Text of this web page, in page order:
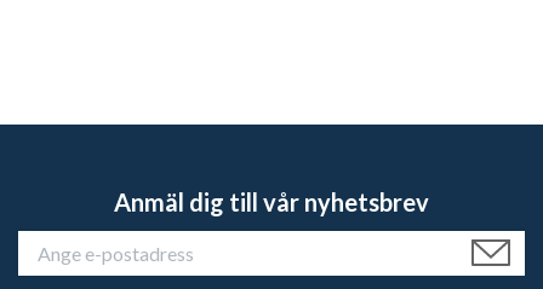
Anmäl dig till vår nyhetsbrev